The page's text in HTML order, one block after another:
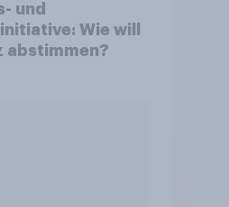
und
Wie will
abstimmen?